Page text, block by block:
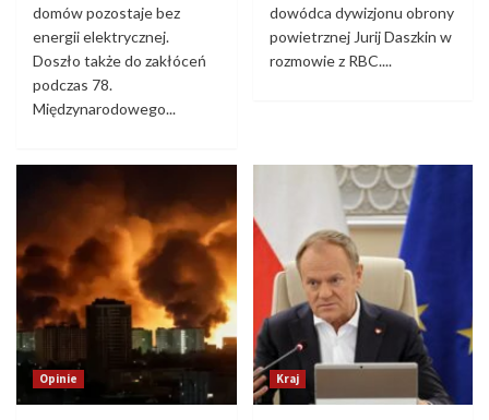
domów pozostaje bez
energii elektrycznej.
Doszło także do zakłóceń
podczas 78.
Międzynarodowego...
dowódca dywizjonu obrony
powietrznej Jurij Daszkin w
rozmowie z RBC....
Opinie Kraj